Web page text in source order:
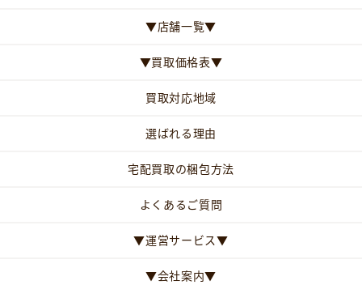
▼店舗一覧▼
▼買取価格表▼
買取対応地域
選ばれる理由
宅配買取の梱包方法
よくあるご質問
▼運営サービス▼
▼会社案内▼